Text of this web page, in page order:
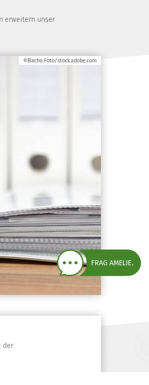
erweitern unser
©Bacho Foto/stock.adobe.com
der
FRAG AMELIE.